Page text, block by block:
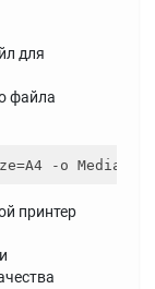
для
файла
-o
принтер